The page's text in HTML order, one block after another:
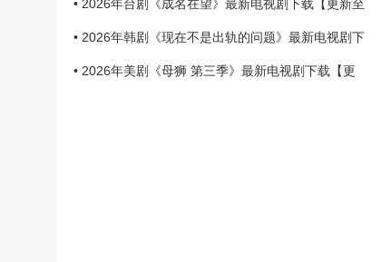
• 2026年台剧《成名在望》最新电视剧下载【更新至
• 2026年韩剧《现在不是出轨的问题》最新电视剧下
• 2026年美剧《母狮 第三季》最新电视剧下载【更